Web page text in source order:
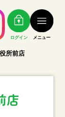
ログイン メニュー
所前店
店